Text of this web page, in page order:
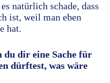
natürlich schade, dass
ist, weil man eben
hat.
du dir eine Sache für
dürftest, was wäre